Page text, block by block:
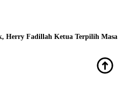
Herry Fadillah Ketua Terpilih Masa